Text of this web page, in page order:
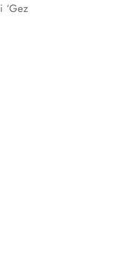
‘Gez